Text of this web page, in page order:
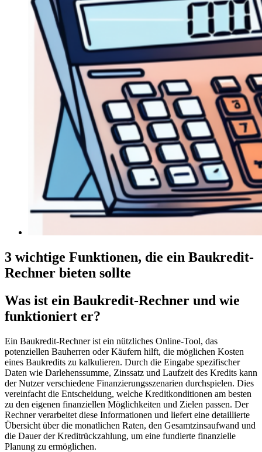
3 wichtige Funktionen, die ein Baukredit-
Rechner bieten sollte
Was ist ein Baukredit-Rechner und wie
funktioniert er?
Ein Baukredit-Rechner ist ein nützliches Online-Tool, das
potenziellen Bauherren oder Käufern hilft, die möglichen Kosten
eines Baukredits zu kalkulieren. Durch die Eingabe spezifischer
Daten wie Darlehenssumme, Zinssatz und Laufzeit des Kredits kann
der Nutzer verschiedene Finanzierungsszenarien durchspielen. Dies
vereinfacht die Entscheidung, welche Kreditkonditionen am besten
zu den eigenen finanziellen Möglichkeiten und Zielen passen. Der
Rechner verarbeitet diese Informationen und liefert eine detaillierte
Übersicht über die monatlichen Raten, den Gesamtzinsaufwand und
die Dauer der Kreditrückzahlung, um eine fundierte finanzielle
Planung zu ermöglichen.